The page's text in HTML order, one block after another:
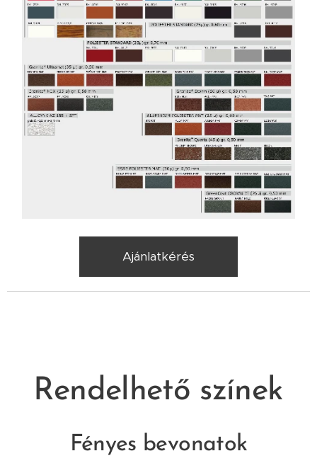
Ajánlatkérés
Rendelhető színek
Fényes bevonatok